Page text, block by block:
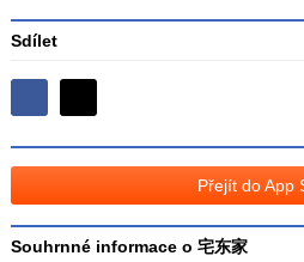
Sdílet
Sdílejte
na
Facebooku
na
Přejít do App
Souhrnné informace o 宅东家